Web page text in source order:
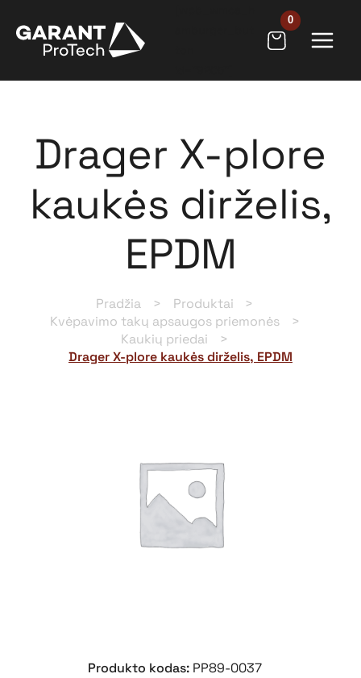
prie
Drager X-plore
kaukės dirželis,
EPDM
Pradžia
Produktai
Kvėpavimo takų apsaugos priemonės
Kaukių priedai
Drager X-plore kaukės dirželis, EPDM
Produkto kodas: PP89-0037